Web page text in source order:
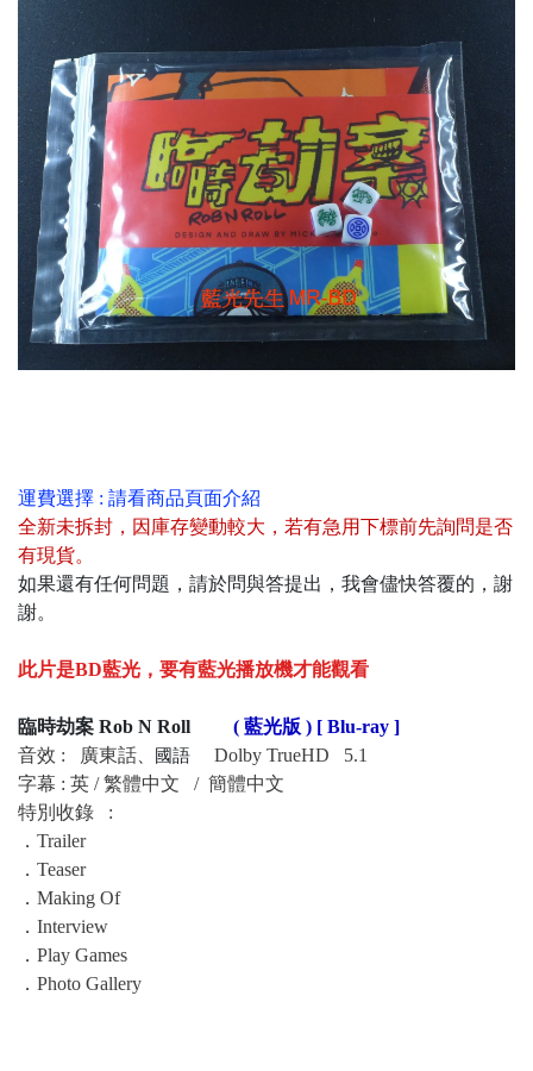
運費選擇 : 請看商品頁面介紹
全新未拆封 ， 因庫存變動較大，若有急用下標前先詢問是否
有現貨。
如果還有任何問題，請於問與答提出，我會儘快答覆的，謝
謝。
此片是BD藍光，要有藍光播放機才能觀看
臨時劫案 Rob N Roll
( 藍光版 ) [ Blu-ray ]
音效 : 廣東話 、國語
Dolby TrueHD 5.1
字幕 : 英 / 繁體中文 / 簡體中文
特別收錄 :
． Trailer
． Teaser
． Making Of
． Interview
． Play Games
． Photo Gallery